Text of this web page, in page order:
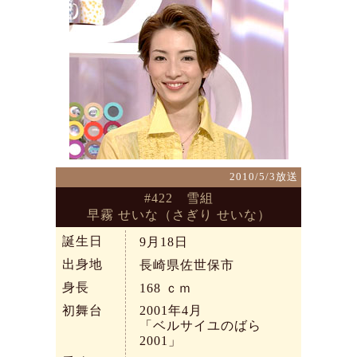
2010/5/3放送
#422 雪組
早霧 せいな（さぎり せいな）
誕生日
9月18日
出身地
長崎県佐世保市
身長
168 ｃｍ
初舞台
2001年4月
「ベルサイユのばら
2001」